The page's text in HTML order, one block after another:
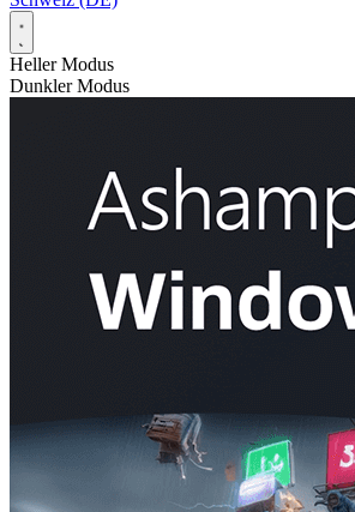
Heller Modus
Dunkler Modus